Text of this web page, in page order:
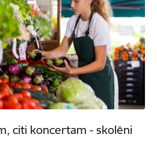
citi koncertam - skolēni